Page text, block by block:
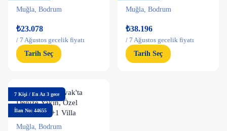
Muğla, Bodrum
₺23.078
/ 7 Ağustos gecelik fiyatı
Tarih Seç
Muğla, Bodrum
₺38.196
/ 7 Ağustos gecelik fiyatı
Tarih Seç
7 Kişi / En Az 3 gece
İlan No: 44655
Bodrum Yalıkavak'ta
Denize Yakın, Özel
Havuzlu, 4+1 Villa
Muğla, Bodrum